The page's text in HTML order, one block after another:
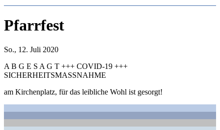
Pfarrfest
So., 12. Juli 2020
A B G E S A G T +++ COVID-19 +++
SICHERHEITSMASSNAHME
am Kirchenplatz, für das leibliche Wohl ist gesorgt!